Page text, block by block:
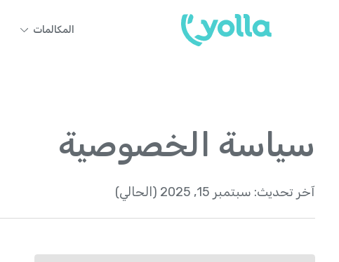
المكالمات
سياسة الخصوصية
آخر تحديث: سبتمبر 15, 2025 (الحالي)